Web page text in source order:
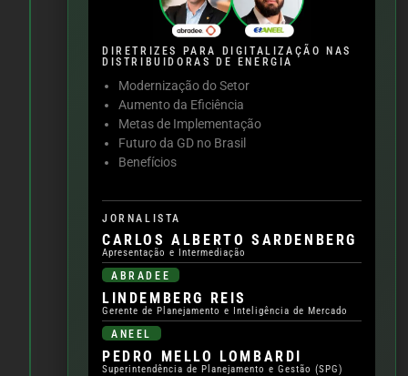
DIRETRIZES PARA DIGITALIZAÇÃO NAS
DISTRIBUIDORAS DE ENERGIA
Modernização do Setor
Aumento da Eficiência
Metas de Implementação
Futuro da GD no Brasil
Benefícios
JORNALISTA
CARLOS ALBERTO SARDENBERG
Apresentação e Intermediação
ABRADEE
LINDEMBERG REIS
Gerente de Planejamento e Inteligência de Mercado
ANEEL
PEDRO MELLO LOMBARDI
Superintendência de Planejamento e Gestão (SPG)